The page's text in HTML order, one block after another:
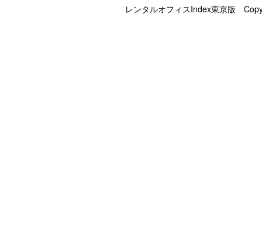
レンタルオフィスIndex東京版